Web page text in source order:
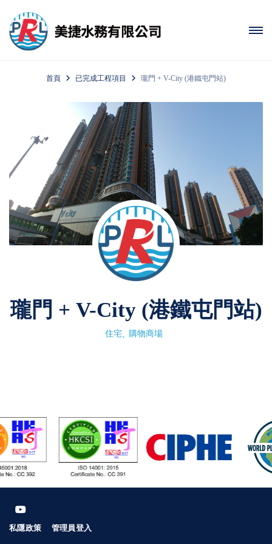
首頁 已完成工程項目 瓏門 + V-City (港鐵屯門站)
瓏門 + V-City (港鐵屯門站)
住宅 購物商場
私隱政策 管理員登入